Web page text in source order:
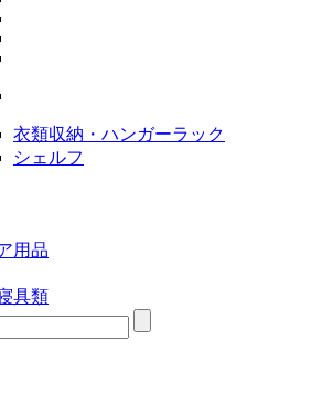
衣類収納・ハンガーラック
シェルフ
用品
具類